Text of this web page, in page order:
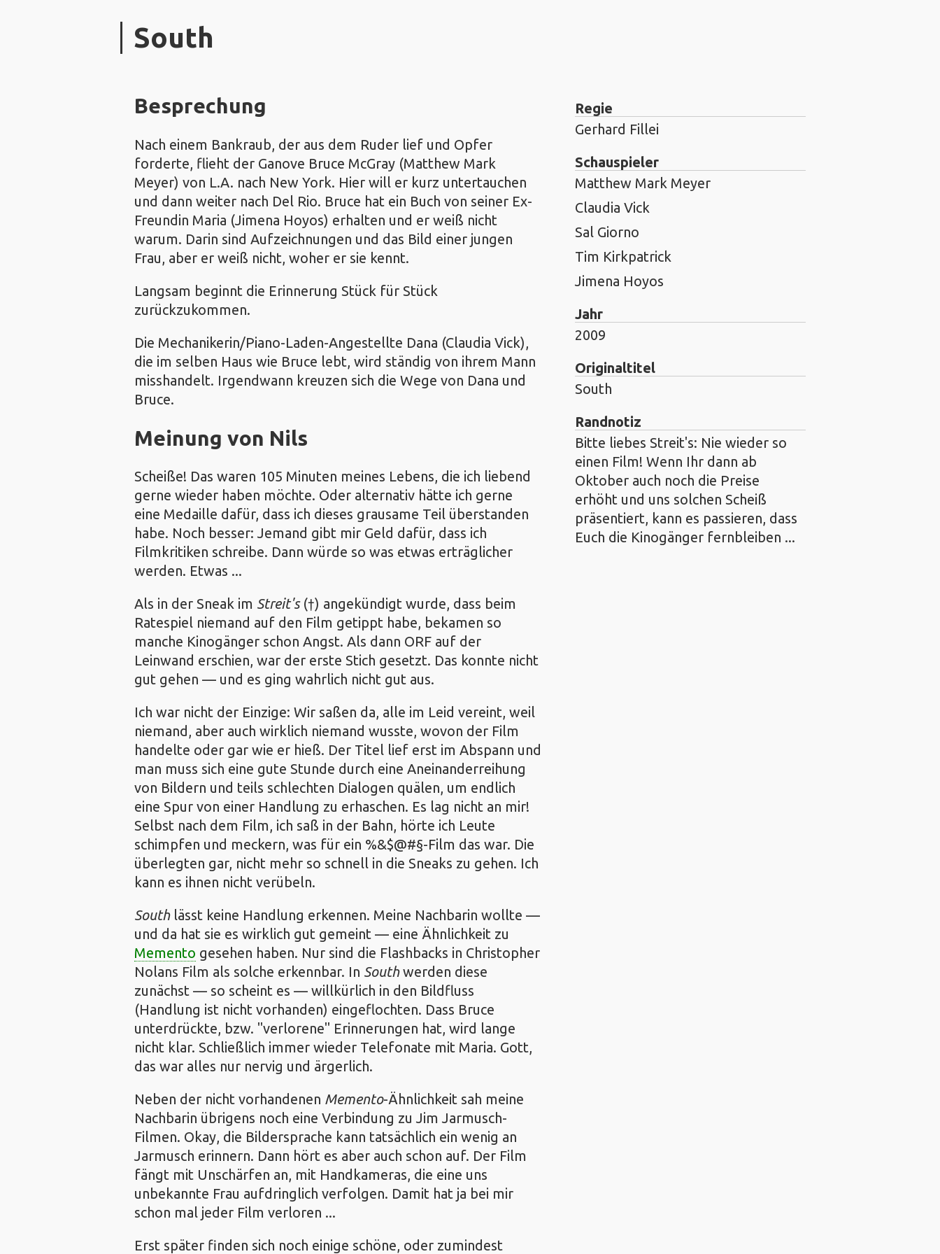
South
Besprechung
Nach einem Bankraub, der aus dem Ruder lief und Opfer
forderte, flieht der Ganove Bruce McGray (Matthew Mark
Meyer) von L.A. nach New York. Hier will er kurz untertauchen
und dann weiter nach Del Rio. Bruce hat ein Buch von seiner Ex-
Freundin Maria (Jimena Hoyos) erhalten und er weiß nicht
warum. Darin sind Aufzeichnungen und das Bild einer jungen
Frau, aber er weiß nicht, woher er sie kennt.
Langsam beginnt die Erinnerung Stück für Stück
zurückzukommen.
Die Mechanikerin/Piano-Laden-Angestellte Dana (Claudia Vick),
die im selben Haus wie Bruce lebt, wird ständig von ihrem Mann
misshandelt. Irgendwann kreuzen sich die Wege von Dana und
Bruce.
Meinung von Nils
Scheiße! Das waren 105 Minuten meines Lebens, die ich liebend
gerne wieder haben möchte. Oder alternativ hätte ich gerne
eine Medaille dafür, dass ich dieses grausame Teil überstanden
habe. Noch besser: Jemand gibt mir Geld dafür, dass ich
Filmkritiken schreibe. Dann würde so was etwas erträglicher
werden. Etwas ...
Als in der Sneak im Streit's(†) angekündigt wurde, dass beim
Ratespiel niemand auf den Film getippt habe, bekamen so
manche Kinogänger schon Angst. Als dann ORF auf der
Leinwand erschien, war der erste Stich gesetzt. Das konnte nicht
gut gehen — und es ging wahrlich nicht gut aus.
Ich war nicht der Einzige: Wir saßen da, alle im Leid vereint, weil
niemand, aber auch wirklich niemand wusste, wovon der Film
handelte oder gar wie er hieß. Der Titel lief erst im Abspann und
man muss sich eine gute Stunde durch eine Aneinanderreihung
von Bildern und teils schlechten Dialogen quälen, um endlich
eine Spur von einer Handlung zu erhaschen. Es lag nicht an mir!
Selbst nach dem Film, ich saß in der Bahn, hörte ich Leute
schimpfen und meckern, was für ein %&$@#§-Film das war. Die
überlegten gar, nicht mehr so schnell in die Sneaks zu gehen. Ich
kann es ihnen nicht verübeln.
Southlässt keine Handlung erkennen. Meine Nachbarin wollte —
und da hat sie es wirklich gut gemeint — eine Ähnlichkeit zu
Memento gesehen haben. Nur sind die Flashbacks in Christopher
Nolans Film als solche erkennbar. In Southwerden diese
zunächst — so scheint es — willkürlich in den Bildfluss
(Handlung ist nicht vorhanden) eingeflochten. Dass Bruce
unterdrückte, bzw. "verlorene" Erinnerungen hat, wird lange
nicht klar. Schließlich immer wieder Telefonate mit Maria. Gott,
das war alles nur nervig und ärgerlich.
Neben der nicht vorhandenen Memento-Ähnlichkeit sah meine
Nachbarin übrigens noch eine Verbindung zu Jim Jarmusch-
Filmen. Okay, die Bildersprache kann tatsächlich ein wenig an
Jarmusch erinnern. Dann hört es aber auch schon auf. Der Film
fängt mit Unschärfen an, mit Handkameras, die eine uns
unbekannte Frau aufdringlich verfolgen. Damit hat ja bei mir
schon mal jeder Film verloren ...
Erst später finden sich noch einige schöne, oder zumindest
Regie
Gerhard Fillei
Schauspieler
Matthew Mark Meyer
Claudia Vick
Sal Giorno
Tim Kirkpatrick
Jimena Hoyos
Jahr
2009
Originaltitel
South
Randnotiz
Bitte liebes Streit's: Nie wieder so
einen Film! Wenn Ihr dann ab
Oktober auch noch die Preise
erhöht und uns solchen Scheiß
präsentiert, kann es passieren, dass
Euch die Kinogänger fernbleiben ...